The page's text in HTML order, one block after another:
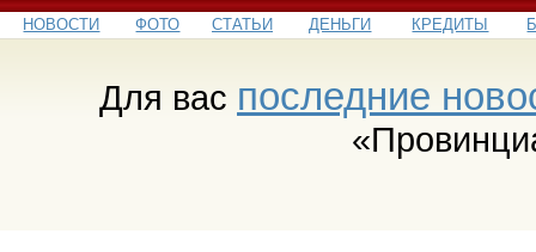
НОВОСТИ ФОТО СТАТЬИ ДЕНЬГИ КРЕДИТЫ
Для вас последние